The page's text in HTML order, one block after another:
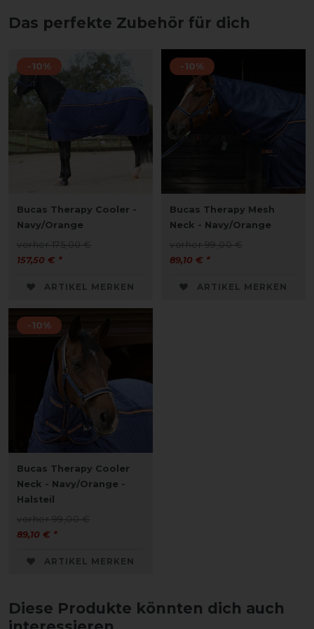
Das perfekte Zubehör für dich
-10%
Bucas Therapy Cooler -
Navy/Orange
vorher 175,00 €
157,50 € *
ARTIKEL MERKEN
-10%
Bucas Therapy Mesh
Neck - Navy/Orange
vorher 99,00 €
89,10 € *
ARTIKEL MERKEN
-10%
Bucas Therapy Cooler
Neck - Navy/Orange -
Halsteil
vorher 99,00 €
89,10 € *
ARTIKEL MERKEN
Diese Produkte könnten dich auch